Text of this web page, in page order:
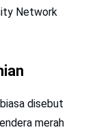
Network
disebut
merah